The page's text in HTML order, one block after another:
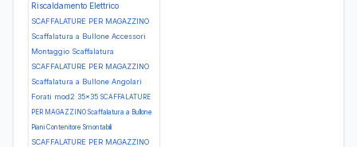
Riscaldamento Elettrico
SCAFFALATURE PER MAGAZZINO
Scaffalatura a Bullone Accessori
Montaggio Scaffalatura
SCAFFALATURE PER MAGAZZINO
Scaffalatura a Bullone Angolari
Forati mod2 35x35 SCAFFALATURE
PER MAGAZZINO Scaffalatura a Bullone
Piani Contenitore Smontabili
SCAFFALATURE PER MAGAZZINO